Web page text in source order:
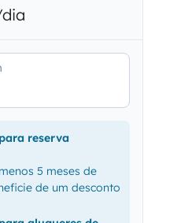
reserva
5 meses de
de um desconto